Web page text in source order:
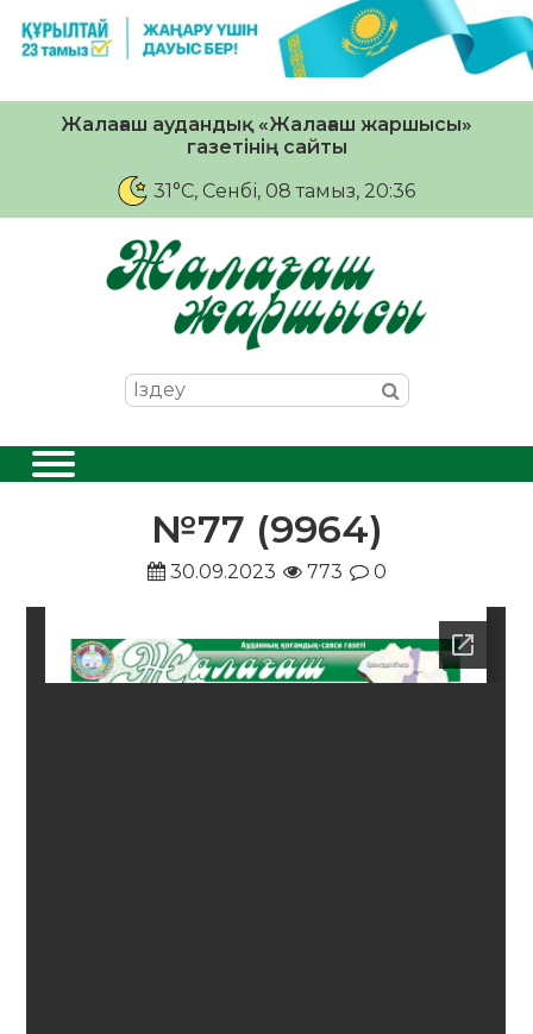
Жалағаш аудандық «Жалағаш жаршысы»
газетінің сайты
31°C, Сенбі, 08 тамыз, 20:36
№77 (9964)
30.09.2023 773 0